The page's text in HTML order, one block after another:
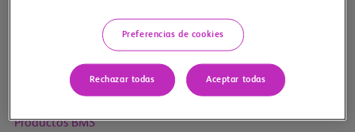
Farmacovigilancia
Mapa del sitio
Productos BMS
Preferencias de cookies
Rechazar todas Aceptar todas